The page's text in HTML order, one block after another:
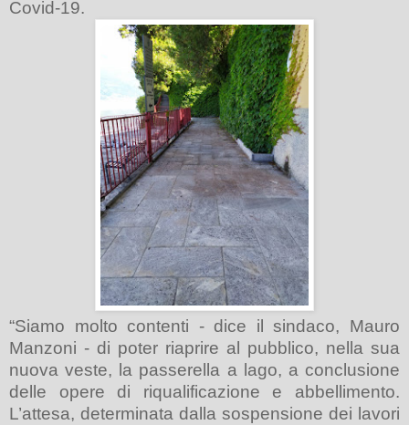
Covid-19.
“Siamo molto contenti - dice il sindaco, Mauro
Manzoni - di poter riaprire al pubblico, nella sua
nuova veste, la passerella a lago, a conclusione
delle opere di riqualificazione e abbellimento.
L’attesa, determinata dalla sospensione dei lavori